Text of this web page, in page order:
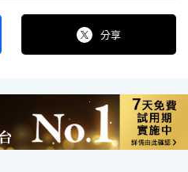
分享